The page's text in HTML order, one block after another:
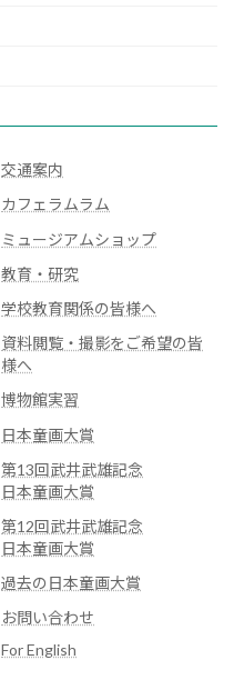
交通案内
カフェラムラム
ミュージアムショップ
教育・研究
学校教育関係の皆様へ
資料閲覧・撮影をご希望の皆
様へ
博物館実習
日本童画大賞
第13回武井武雄記念
日本童画大賞
第12回武井武雄記念
日本童画大賞
過去の日本童画大賞
お問い合わせ
For English